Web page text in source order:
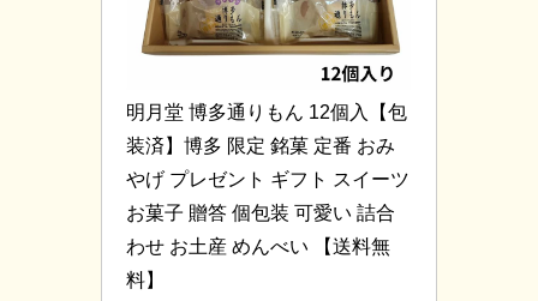
明月堂 博多通りもん 12個入【包
装済】博多 限定 銘菓 定番 おみ
やげ プレゼント ギフト スイーツ
お菓子 贈答 個包装 可愛い 詰合
わせ お土産 めんべい 【送料無
料】